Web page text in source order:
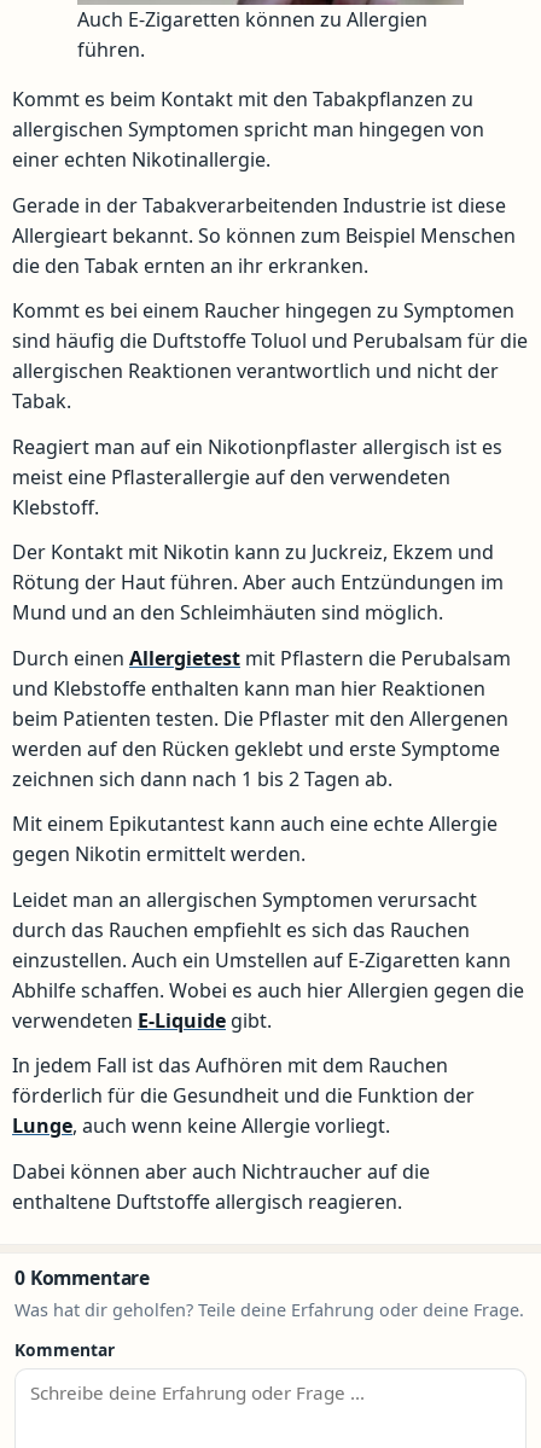
Auch E-Zigaretten können zu Allergien
führen.
Kommt es beim Kontakt mit den Tabakpflanzen zu
allergischen Symptomen spricht man hingegen von
einer echten Nikotinallergie.
Gerade in der Tabakverarbeitenden Industrie ist diese
Allergieart bekannt. So können zum Beispiel Menschen
die den Tabak ernten an ihr erkranken.
Kommt es bei einem Raucher hingegen zu Symptomen
sind häufig die Duftstoffe Toluol und Perubalsam für die
allergischen Reaktionen verantwortlich und nicht der
Tabak.
Reagiert man auf ein Nikotionpflaster allergisch ist es
meist eine Pflasterallergie auf den verwendeten
Klebstoff.
Der Kontakt mit Nikotin kann zu Juckreiz, Ekzem und
Rötung der Haut führen. Aber auch Entzündungen im
Mund und an den Schleimhäuten sind möglich.
Durch einen Allergietest mit Pflastern die Perubalsam
und Klebstoffe enthalten kann man hier Reaktionen
beim Patienten testen. Die Pflaster mit den Allergenen
werden auf den Rücken geklebt und erste Symptome
zeichnen sich dann nach 1 bis 2 Tagen ab.
Mit einem Epikutantest kann auch eine echte Allergie
gegen Nikotin ermittelt werden.
Leidet man an allergischen Symptomen verursacht
durch das Rauchen empfiehlt es sich das Rauchen
einzustellen. Auch ein Umstellen auf E-Zigaretten kann
Abhilfe schaffen. Wobei es auch hier Allergien gegen die
verwendeten E-Liquide gibt.
In jedem Fall ist das Aufhören mit dem Rauchen
förderlich für die Gesundheit und die Funktion der
Lunge, auch wenn keine Allergie vorliegt.
Dabei können aber auch Nichtraucher auf die
enthaltene Duftstoffe allergisch reagieren.
0 Kommentare
Was hat dir geholfen? Teile deine Erfahrung oder deine Frage.
Kommentar